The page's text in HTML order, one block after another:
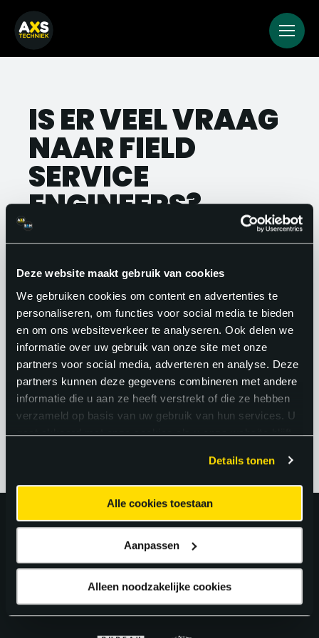
Deze website maakt gebruik van cookies
We gebruiken cookies om content en advertenties te
personaliseren, om functies voor social media te bieden
en om ons websiteverkeer te analyseren. Ook delen we
informatie over uw gebruik van onze site met onze
partners voor social media, adverteren en analyse. Deze
partners kunnen deze gegevens combineren met andere
informatie die u aan ze heeft verstrekt of die ze hebben
verzameld op basis van uw gebruik van hun services. U
gaat akkoord met onze cookies als u onze website blijft
Details tonen
Alle cookies toestaan
Aanpassen
Alleen noodzakelijke cookies
IS ER VEEL VRAAG
NAAR FIELD
SERVICE
ENGINEERS?
Ja, en de vraag groeit. Installaties
verwachten snelle service. Bedrijven
investeren daarom blijvend in goede
field service engineers. Dat geeft jou
keuze uit sectoren, regio’s en werkgevers
en daarmee een sterke
onderhandelingspositie.
Uitstekend!
4.6uit 5 van163Google Reviews.